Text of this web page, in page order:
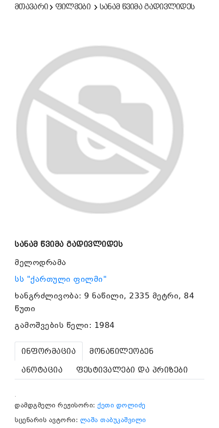
მთავარი ფილმები სანამ წვიმა გადივლიდეს
სანამ წვიმა გადივლიდეს
მელოდრამა
სს "ქართული ფილმი"
ხანგრძლივობა: 9 ნაწილი, 2335 მეტრი, 84
წუთი
გამოშვების წელი: 1984
ინფორმაცია
მონაწილეობენ
ანოტაცია
ფესტივალები და პრიზები
.
დამდგმელი რეჟისორი: ქეთი დოლიძე
სცენარის ავტორი: ლაშა თაბუკაშვილი